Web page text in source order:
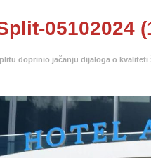
05102024
doprinio jačanju dijaloga o